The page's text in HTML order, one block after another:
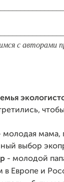
с авторами
молодая мама,
выбор
- молодой
Европе и